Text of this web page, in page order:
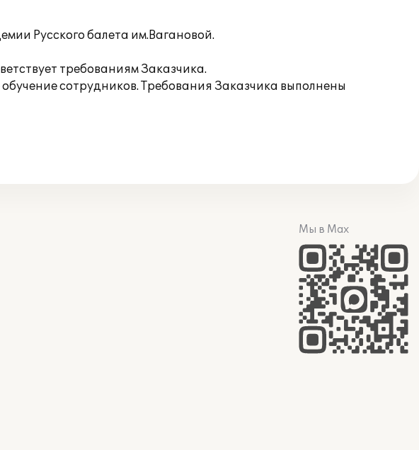
Русского балета им.Вагановой.
требованиям Заказчика.
сотрудников. Требования Заказчика выполнены
Мы в Max